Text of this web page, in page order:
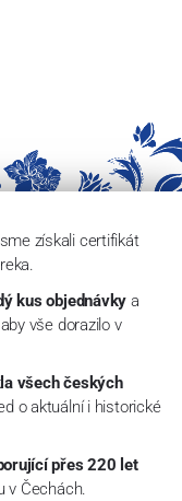
získali certifikát
kus objednávky a
vše dorazilo v
všech českých
o aktuální i historické
přes 220 let
v Čechách.